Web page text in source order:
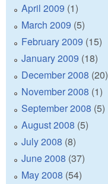
April 2009 (1)
March 2009 (5)
February 2009 (15)
January 2009 (18)
December 2008 (20)
November 2008 (1)
September 2008 (5)
August 2008 (5)
July 2008 (8)
June 2008 (37)
May 2008 (54)